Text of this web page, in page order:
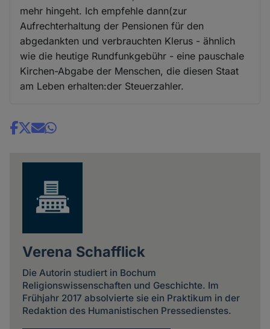
mehr hingeht. Ich empfehle dann(zur
Aufrechterhaltung der Pensionen für den
abgedankten und verbrauchten Klerus - ähnlich
wie die heutige Rundfunkgebühr - eine pauschale
Kirchen-Abgabe der Menschen, die diesen Staat
am Leben erhalten:der Steuerzahler.
Share
Verena Schafflick
Die Autorin studiert in Bochum
Religionswissenschaften und Geschichte. Im
Frühjahr 2017 absolvierte sie ein Praktikum in der
Redaktion des Humanistischen Pressedienstes.